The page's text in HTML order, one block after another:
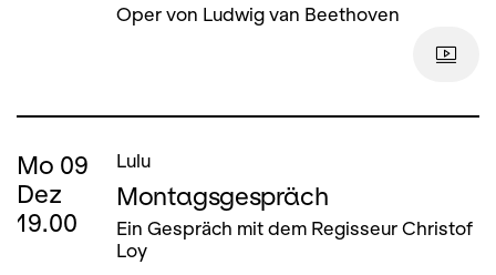
Oper von Ludwig van Beethoven
Mo 09
Dez
19.00
Lulu
Montagsgespräch
Ein Gespräch mit dem Regisseur Christof
Loy